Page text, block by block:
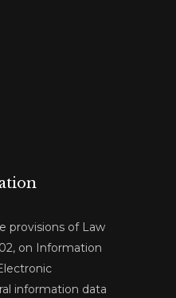
provisions of Law
on Information
information data